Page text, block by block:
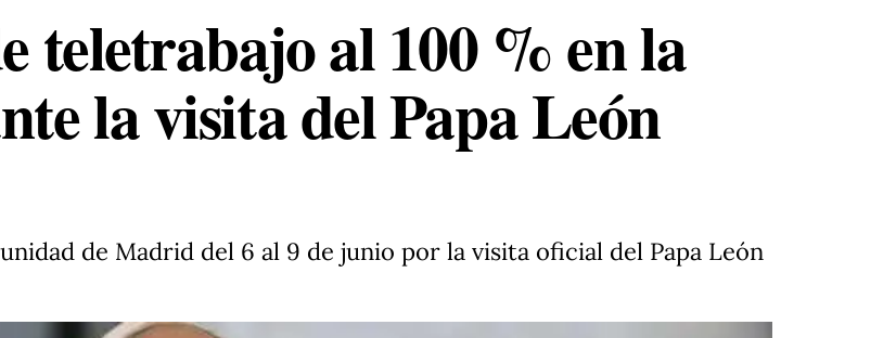
teletrabajo al 100 % en la
la visita del Papa León
de Madrid del 6 al 9 de junio por la visita oficial del Papa León